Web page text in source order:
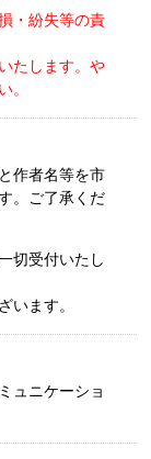
・紛失等の責
たします。や
。
作者名等を市
。ご了承くだ
切受付いたし
います。
ュニケーショ